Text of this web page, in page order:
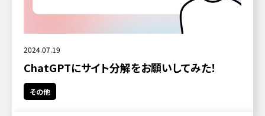
2024.07.19
ChatGPTにサイト分解をお願いしてみた！
その他